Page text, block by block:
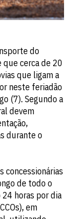
do
que cerca de 20
que ligam a
neste feriadão
(7). Segundo a
devem
durante o
concessionárias
de todo o
horas por dia
em